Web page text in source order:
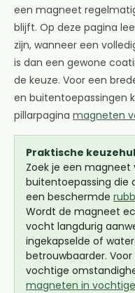
een magneet
blijft. Op deze pagina
zijn, wanneer een
is dan een gewone
de keuze. Voor een
en buitentoepassingen
pillarpagina magneten
Praktische
Zoek je een
buitentoepassing die
een beschermde
Wordt de magneet
vocht langdurig
ingekapselde of
betrouwbaarder.
vochtige
magneten in